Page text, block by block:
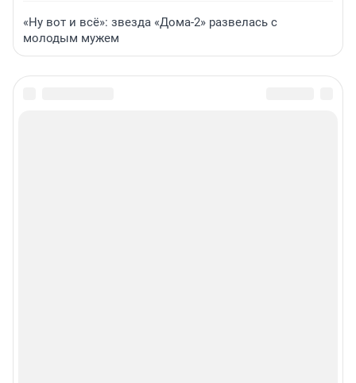
«Ну вот и всё»: звезда «Дома-2» развелась с
молодым мужем